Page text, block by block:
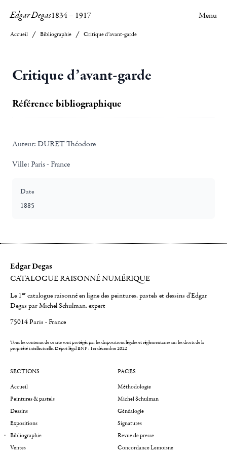
Edgar Degas1834– 1917 Menu
Accueil Bibliographie Critique d’avant-garde
Critique d’avant-garde
Référence bibliographique
Auteur: DURET Théodore
Ville: Paris - France
Date
1885
Edgar Degas
CATALOGUE RAISONNÉ NUMÉRIQUE
Le 1er catalogue raisonné en ligne des peintures, pastels et dessins d'Edgar
Degas par Michel Schulman, expert
75014 Paris - France
Tous les contenus de ce site sont protégés par les dispositions légales et réglementaires sur les droits de la
propriété intellectuelle.Dépot légal BNF : 1er décembre 2022
SECTIONS
Accueil
Peintures & pastels
Dessins
Expositions
Bibliographie
Ventes
PAGES
Méthodologie
Michel Schulman
Généalogie
Signatures
Revue de presse
Concordance Lemoisne